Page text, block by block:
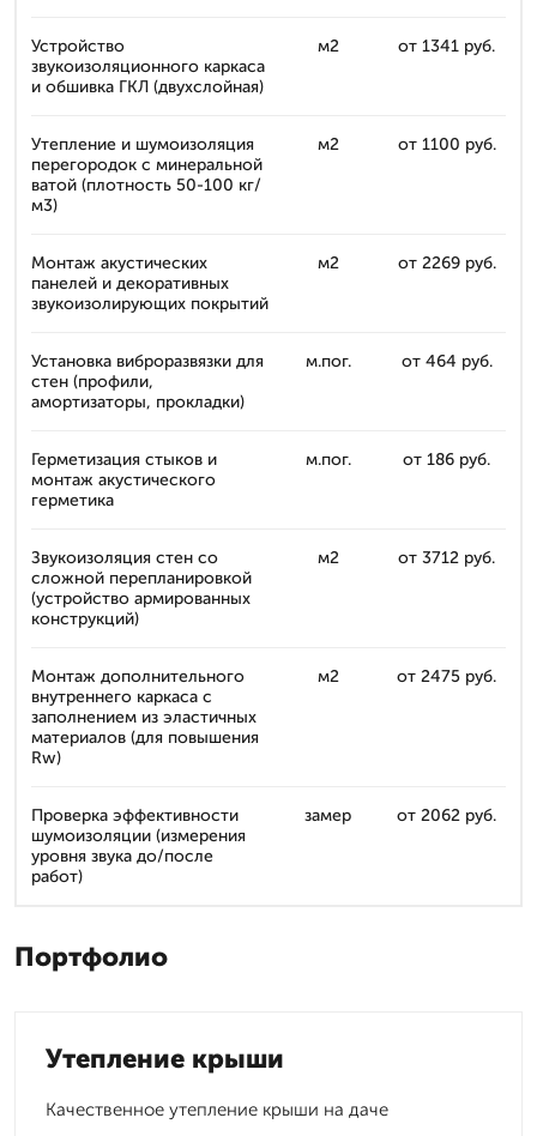
Устройство
звукоизоляционного каркаса
и обшивка ГКЛ (двухслойная)
м2 от 1341 руб.
Утепление и шумоизоляция
перегородок с минеральной
ватой (плотность 50-100 кг/
м3)
м2 от 1100 руб.
Монтаж акустических
панелей и декоративных
звукоизолирующих покрытий
м2 от 2269 руб.
Установка виброразвязки для
стен (профили,
амортизаторы, прокладки)
м.пог. от 464 руб.
Герметизация стыков и
монтаж акустического
герметика
м.пог. от 186 руб.
Звукоизоляция стен со
сложной перепланировкой
(устройство армированных
конструкций)
м2 от 3712 руб.
Монтаж дополнительного
внутреннего каркаса с
заполнением из эластичных
материалов (для повышения
Rw)
м2 от 2475 руб.
Проверка эффективности
шумоизоляции (измерения
уровня звука до/после
работ)
замер от 2062 руб.
Портфолио
Утепление крыши
Качественное утепление крыши на даче